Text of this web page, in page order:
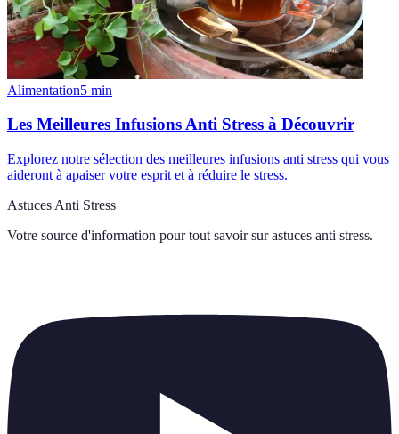
Alimentation5 min
Les Meilleures Infusions Anti Stress à Découvrir
Explorez notre sélection des meilleures infusions anti stress qui vous
aideront à apaiser votre esprit et à réduire le stress.
Astuces Anti Stress
Votre source d'information pour tout savoir sur astuces anti stress.